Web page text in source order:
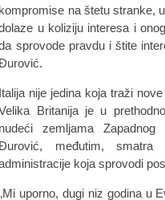
kompromise na štetu stranke,
u koliziju interesa i
sprovode pravdu i štite
Italija nije jedina koja traži
Britanija je u
nudeći zemljama
međutim,
koja sprovodi
uporno, dugi niz godina u